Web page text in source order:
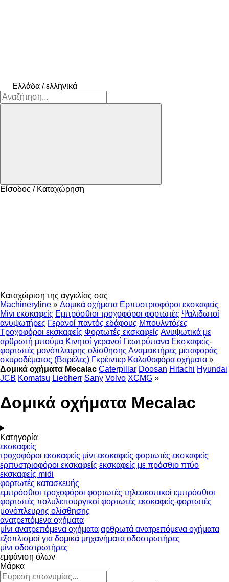
Ελλάδα / ελληνικά
Είσοδος / Καταχώρηση
Καταχώριση της αγγελίας σας
Machineryline » Δομικά οχήματα Ερπυστριοφόροι εκσκαφείς
Μίνι εκσκαφείς Εμπρόσθιοι τροχοφόροι φορτωτές Ψαλιδωτοί
ανυψωτήρες Γερανοί παντός εδάφους Μπουλντόζες
Τροχοφόροι εκσκαφείς Φορτωτές εκσκαφείς Ανυψωτικά με
αρθρωτή μπούμα Κινητοί γερανοί Γεωτρύπανα Εκσκαφείς-
φορτωτές μονόπλευρης ολίσθησης Αναμεικτήρες μεταφοράς
σκυροδέματος (Βαρέλες) Γκρέιντερ Καλαθοφόρα οχήματα »
Δομικά οχήματα Mecalac Caterpillar Doosan Hitachi Hyundai
JCB Komatsu Liebherr Sany Volvo XCMG »
Δομικά οχήματα Mecalac
Κατηγορία
εκσκαφείς
τροχοφόροι εκσκαφείς μίνι εκσκαφείς φορτωτές εκσκαφείς
ερπυστριοφόροι εκσκαφείς εκσκαφείς με πρόσθιο πτύο
εκσκαφείς midi
φορτωτές κατασκευής
εμπρόσθιοι τροχοφόροι φορτωτές τηλεσκοπικοί εμπρόσθιοι
φορτωτές πολυλειτουργικοί φορτωτές εκσκαφείς-φορτωτές
μονόπλευρης ολίσθησης
ανατρεπόμενα οχήματα
μίνι ανατρεπόμενα οχήματα αρθρωτά ανατρεπόμενα οχήματα
εξοπλισμοί για δομικά μηχανήματα οδοστρωτήρες
μίνι οδοστρωτήρες
εμφάνιση όλων
Μάρκα